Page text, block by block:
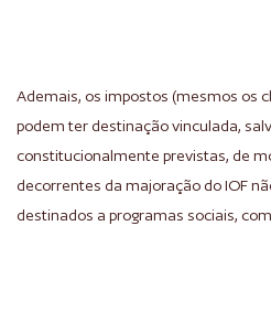
Ademais, os impostos (mesmos os
podem ter destinação vinculada,
constitucionalmente previstas, de
decorrentes da majoração do IOF
destinados a programas sociais,